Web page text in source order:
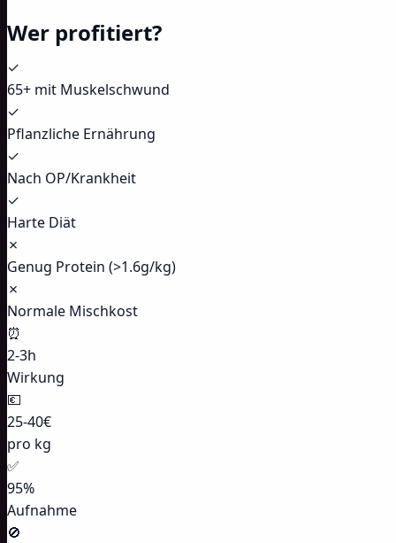
Wer profitiert?
✓
65+ mit Muskelschwund
✓
Pflanzliche Ernährung
✓
Nach OP/Krankheit
✓
Harte Diät
✗
Genug Protein (>1.6g/kg)
✗
Normale Mischkost
⏰
2-3h
Wirkung
💶
25-40€
pro kg
✅
95%
Aufnahme
🚫